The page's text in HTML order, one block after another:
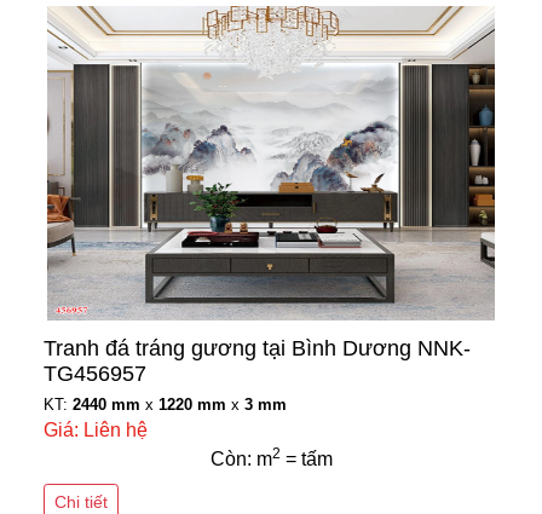
Tranh đá tráng gương tại Bình Dương NNK-
TG456957
KT: 2440 mm x 1220 mm x 3 mm
Giá: Liên hệ
Còn: m2 = tấm
Chi tiết